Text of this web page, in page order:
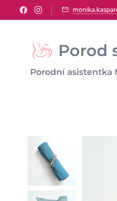
Porod
Porodní asistentka